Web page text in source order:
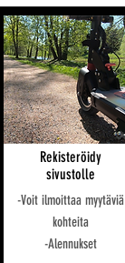
Rekisteröidy
sivustolle
-Voit ilmoittaa myytäviä
kohteita
-Alennukset